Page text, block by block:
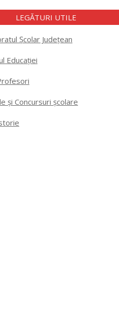
LEGĂTURI UTILE
Școlar Județean
Educației
și Concursuri școlare